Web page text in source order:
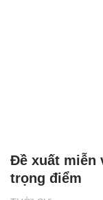
Đề xuất miễn
trọng điểm